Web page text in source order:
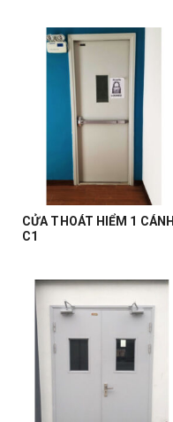
CỬA THOÁT HIỂM 1 CÁNH
C1